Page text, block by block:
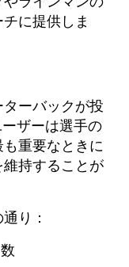
に提供しま
ーバックが投
ザーは選手の
重要なときに
持することが
り：